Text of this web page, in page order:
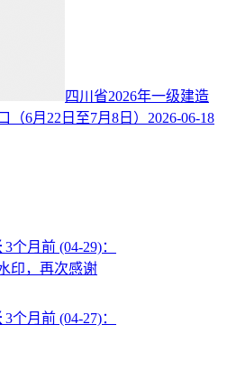
四川省2026年一级建造
6月22日至7月8日） 2026-06-18
3个月前 (04-29)：
印，再次感谢
3个月前 (04-27)：